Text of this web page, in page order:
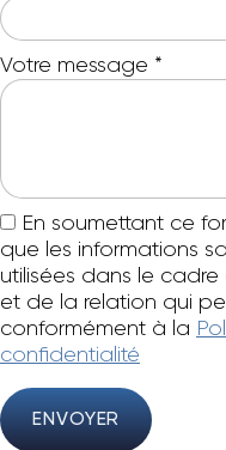
Votre message *
En soumettant ce
que les informations
utilisées dans le
et de la relation qui
conformément à la
confidentialité
ENVOYER